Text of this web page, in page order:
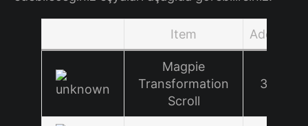
Item Adet
Magpie
Transformation
Scroll
3